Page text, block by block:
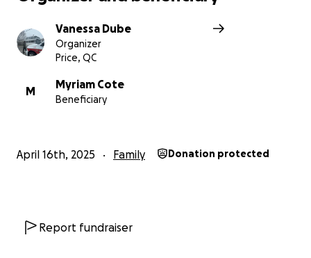
Vanessa Dube
Organizer
Price, QC
M
Myriam Cote
Beneficiary
April 16th, 2025 Family Donation protected
Report fundraiser